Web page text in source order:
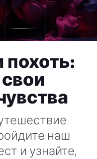
наш
и узнайте,